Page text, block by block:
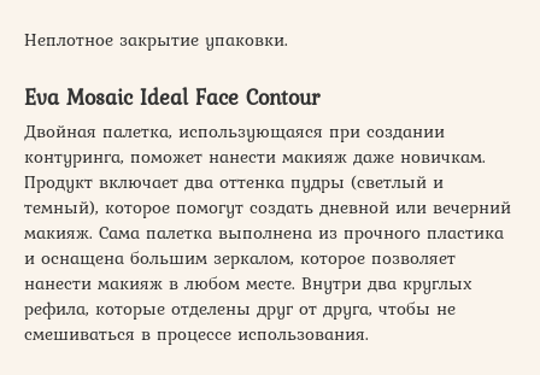
Неплотное закрытие упаковки.
Eva Mosaic Ideal Face Contour
Двойная палетка, использующаяся при создании
контуринга, поможет нанести макияж даже новичкам.
Продукт включает два оттенка пудры (светлый и
темный), которое помогут создать дневной или вечерний
макияж. Сама палетка выполнена из прочного пластика
и оснащена большим зеркалом, которое позволяет
нанести макияж в любом месте. Внутри два круглых
рефила, которые отделены друг от друга, чтобы не
смешиваться в процессе использования.